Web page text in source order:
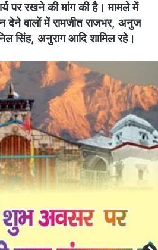
पर रखने की मांग की है। मामले में
देने वालों में रामजीत राजभर, अनुज
सिंह, अनुराग आदि शामिल रहे।